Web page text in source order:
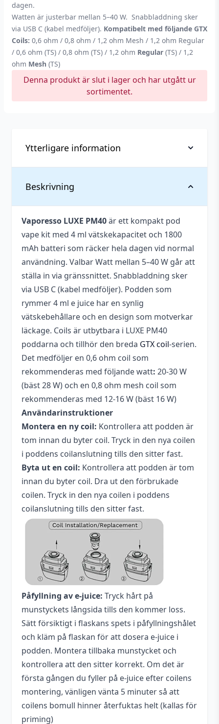
dagen.
Watten är justerbar mellan 5–40 W. Snabbladdning sker
via USB C (kabel medföljer). Kompatibelt med följande GTX
Coils: 0,6 ohm / 0,8 ohm / 1,2 ohm Mesh / 1,2 ohm Regular
/ 0,6 ohm (TS) / 0,8 ohm (TS) / 1,2 ohm Regular (TS) / 1,2
ohm Mesh (TS)
Denna produkt är slut i lager och har utgått ur
sortimentet.
Beskrivning
Vaporesso LUXE PM40är ett kompakt pod
vape kit med 4 ml vätskekapacitet och 1800
mAh batteri som räcker hela dagen vid normal
användning. Valbar Watt mellan 5–40 W går att
ställa in via gränssnittet. Snabbladdning sker
via USB C (kabel medföljer). Podden som
rymmer 4 ml e juice har en synlig
vätskebehållare och en design som motverkar
läckage. Coils är utbytbara i LUXE PM40
poddarna och tillhör den breda GTX coil-serien.
Det medföljer en 0,6 ohm coil som
rekommenderas med följande watt: 20-30 W
(bäst 28 W) och en 0,8 ohm mesh coil som
rekommenderas med 12-16 W (bäst 16 W)
Användarinstruktioner
Montera en ny coil: Kontrollera att podden är
tom innan du byter coil. Tryck in den nya coilen
i poddens coilanslutning tills den sitter fast.
Byta ut en coil: Kontrollera att podden är tom
innan du byter coil. Dra ut den förbrukade
coilen. Tryck in den nya coilen i poddens
coilanslutning tills den sitter fast.
Påfyllning av e-juice: Tryck hårt på
munstyckets långsida tills den kommer loss.
Sätt försiktigt i flaskans spets i påfyllningshålet
och kläm på flaskan för att dosera e-juice i
podden. Montera tillbaka munstycket och
kontrollera att den sitter korrekt. Om det är
första gången du fyller på e-juice efter coilens
montering, vänligen vänta 5 minuter så att
coilens bomull hinner återfuktas helt (kallas för
priming)
Ytterligare information
Batterikapacitet
Bredd
44,2 mm
Höjd
96,45 mm
Laddning via USB Ja (Max 2 A)
Lägen
Variabel Watt (VW/Power)
MTL/DL
DTL, MTL
Påfyllningsmetod Toppfyllning (top fill)
Skärm
OLED
Tillverkare
Vaporesso
Typ
Startkit (Podsystem)
USB-anslutning
USB-C
Vätskekapacitet
4 ml
Tjocklek (Djup)
Okänt